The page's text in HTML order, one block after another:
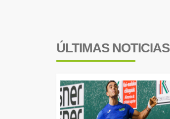
ÚLTIMAS NOTICIAS